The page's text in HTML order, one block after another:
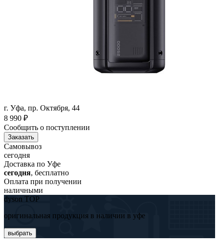
г. Уфа, пр. Октября, 44
8 990 ₽
Сообщить о поступлении
Заказать
Самовывоз
сегодня
Доставка по Уфе
сегодня, бесплатно
Оплата при получении
наличными
dyson TOP
оригинальная продукция в наличии в уфе
выбрать